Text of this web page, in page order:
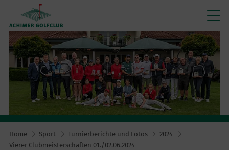
Home Sport Turnierberichte und Fotos
2024
Vierer Clubmeisterschaften 01./02.06.2024